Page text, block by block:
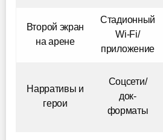
Второй экран
на арене
Стадионный
Wi-Fi/
приложение
Нарративы и
герои
Соцсети/
док-
форматы